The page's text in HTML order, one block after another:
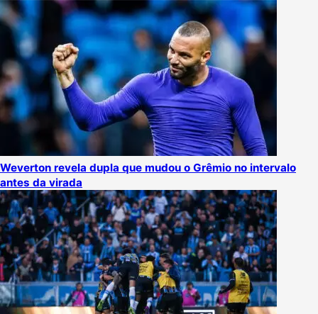
Weverton revela dupla que mudou o Grêmio no intervalo
antes da virada